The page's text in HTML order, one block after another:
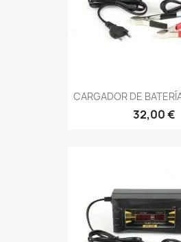
CARGADOR DE
32,00 €